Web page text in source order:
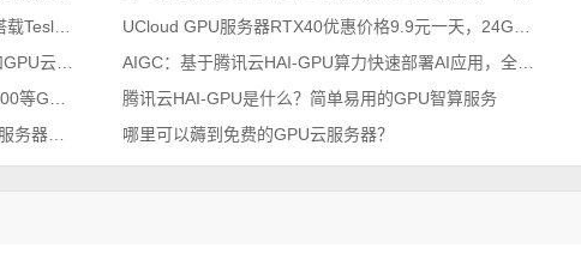
腾讯云HAI-GPU是什么？简单易用的GPU智算服务
哪里可以薅到免费的GPU云服务器？